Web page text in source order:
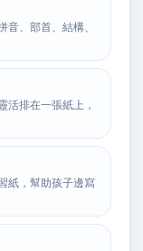
、部首、結構、
活排在一張紙上，
紙，幫助孩子邊寫